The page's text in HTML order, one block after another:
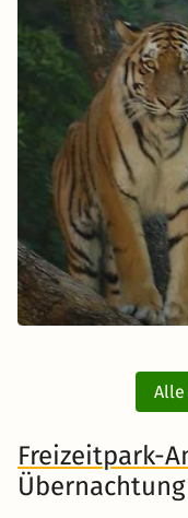
Tiergarten
inkl.
Alle
Freizeitpark-
Übernachtung